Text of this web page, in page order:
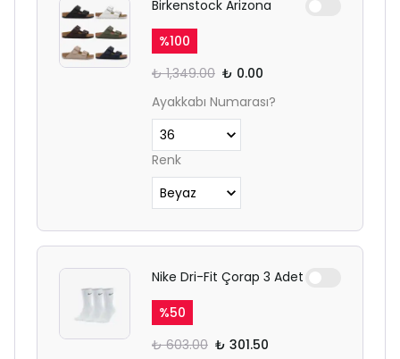
Birkenstock Arizona
%100
₺ 1,349.00 ₺ 0.00
Ayakkabı Numarası?
Renk
Nike Dri-Fit Çorap 3 Adet
%50
₺ 603.00 ₺ 301.50